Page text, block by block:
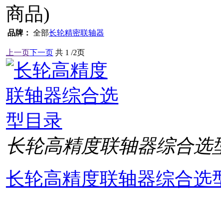
商品)
品牌： 全部长轮精密联轴器
上一页下一页 共 1 /2页
长轮高精度联轴器综合选
长轮高精度联轴器综合选